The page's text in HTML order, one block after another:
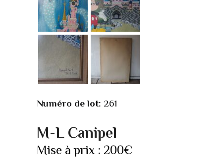
Numéro de lot: 261
M-L Canipel
Mise à prix : 200€